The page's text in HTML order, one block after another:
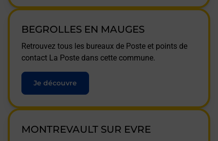
BEGROLLES EN MAUGES
Retrouvez tous les bureaux de Poste et points de
contact La Poste dans cette commune.
Je découvre
MONTREVAULT SUR EVRE